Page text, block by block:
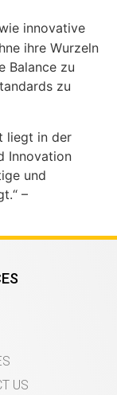
innovative
ihre Wurzeln
Balance zu
zu
liegt in der
Innovation
und
–
US